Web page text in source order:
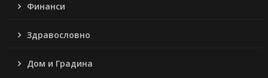
Финанси
Здравословно
Дом и Градина